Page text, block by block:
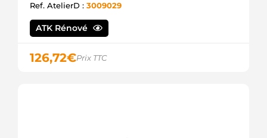
Ref. AtelierD : 3009029
ATK Rénové
126,72€Prix TTC